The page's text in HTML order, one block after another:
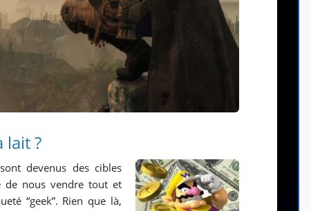
lait ?
devenus des cibles
de nous vendre tout et
“geek”. Rien que là,